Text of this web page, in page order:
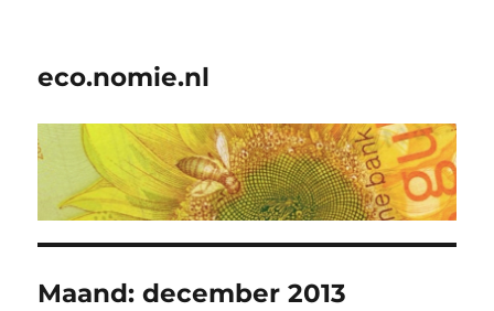
eco.nomie.nl
Maand:december 2013